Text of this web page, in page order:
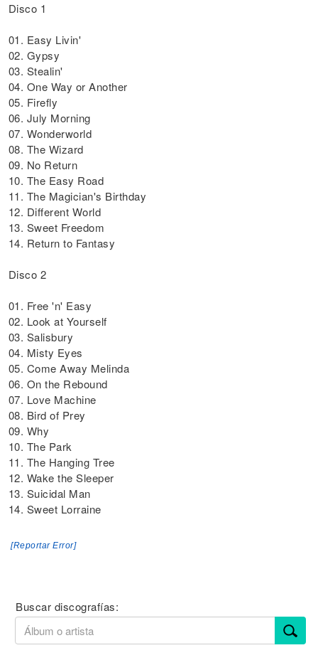
Disco 1
01. Easy Livin'
02. Gypsy
03. Stealin'
04. One Way or Another
05. Firefly
06. July Morning
07. Wonderworld
08. The Wizard
09. No Return
10. The Easy Road
11. The Magician's Birthday
12. Different World
13. Sweet Freedom
14. Return to Fantasy
Disco 2
01. Free 'n' Easy
02. Look at Yourself
03. Salisbury
04. Misty Eyes
05. Come Away Melinda
06. On the Rebound
07. Love Machine
08. Bird of Prey
09. Why
10. The Park
11. The Hanging Tree
12. Wake the Sleeper
13. Suicidal Man
14. Sweet Lorraine
[Reportar Error]
Buscar discografías: